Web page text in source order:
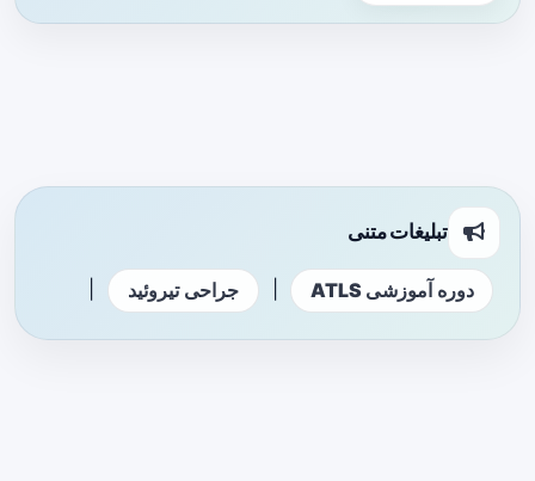
تبلیغات متنی
دوره آموزشی ATLS جراحی تیروئید